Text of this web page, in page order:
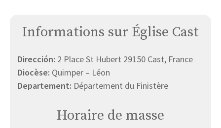
Informations sur Église Cast
Dirección: 2 Place St Hubert 29150 Cast, France
Diocèse: Quimper – Léon
Departement: Département du Finistère
Horaire de masse